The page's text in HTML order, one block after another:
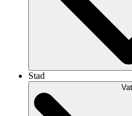
Stad